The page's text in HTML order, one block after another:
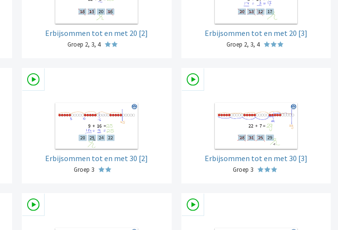
Erbijsommen tot en met 20 [2]
Groep 2, 3, 4
Erbijsommen tot en met 20 [3]
Groep 2, 3, 4
Erbijsommen tot en met 30 [2]
Groep 3
Erbijsommen tot en met 30 [3]
Groep 3